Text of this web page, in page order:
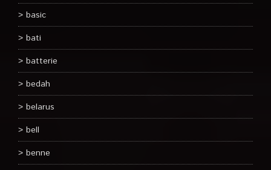
basic
bati
batterie
bedah
belarus
bell
benne